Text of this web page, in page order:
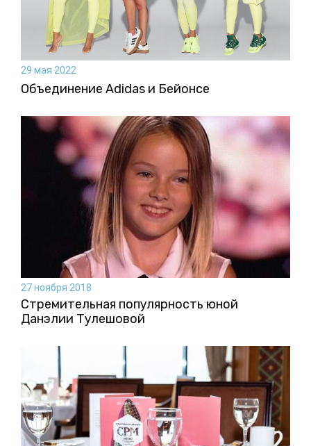
29 мая 2022
Объединение Adidas и Бейонсе
27 ноября 2018
Стремительная популярность юной
Данэлии Тулешовой